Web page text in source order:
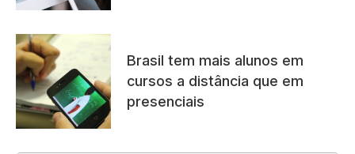
Brasil tem mais alunos em
cursos a distância que em
presenciais